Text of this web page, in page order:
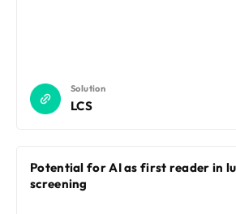
Solution
LCS
Potential for AI as first reader in
screening